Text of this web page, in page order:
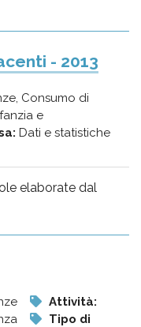
- 2013
Consumo di
e
Dati e statistiche
elaborate dal
Attività:
Tipo di